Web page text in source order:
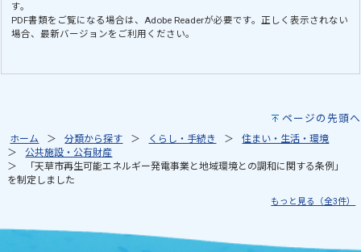
す。
PDF書類をご覧になる場合は、Adobe Readerが必要です。正しく表示されない
場合、最新バージョンをご利用ください。
ページの先頭へ
ホーム 分類から探す くらし・手続き
住まい・生活・環境
公共施設・公有財産
「天草市再生可能エネルギー発電事業と地域環境との調和に関する条例」
を制定しました
もっと見る（全3件）